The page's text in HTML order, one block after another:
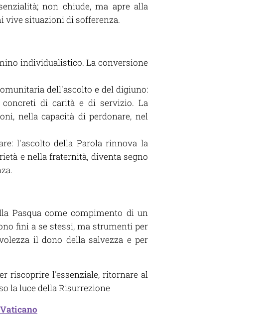
non chiude, ma apre alla
vive situazioni di sofferenza.
individualistico. La conversione
dell'ascolto e del digiuno:
concreti di carità e di servizio. La
nella capacità di perdonare, nel
l'ascolto della Parola rinnova la
e nella fraternità, diventa segno
Pasqua come compimento di un
fini a se stessi, ma strumenti per
il dono della salvezza e per
riscoprire l'essenziale, ritornare al
la luce della Risurrezione